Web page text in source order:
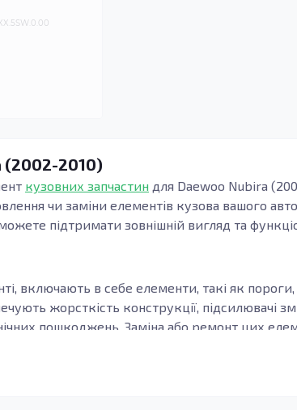
(2002-2010)
кузовних запчастин для Daewoo Nubira
чи заміни елементів кузова вашого
підтримати зовнішній вигляд та
включають в себе елементи, такі як
жорсткість конструкції, підсилювачі
пошкоджень. Заміна або ремонт цих